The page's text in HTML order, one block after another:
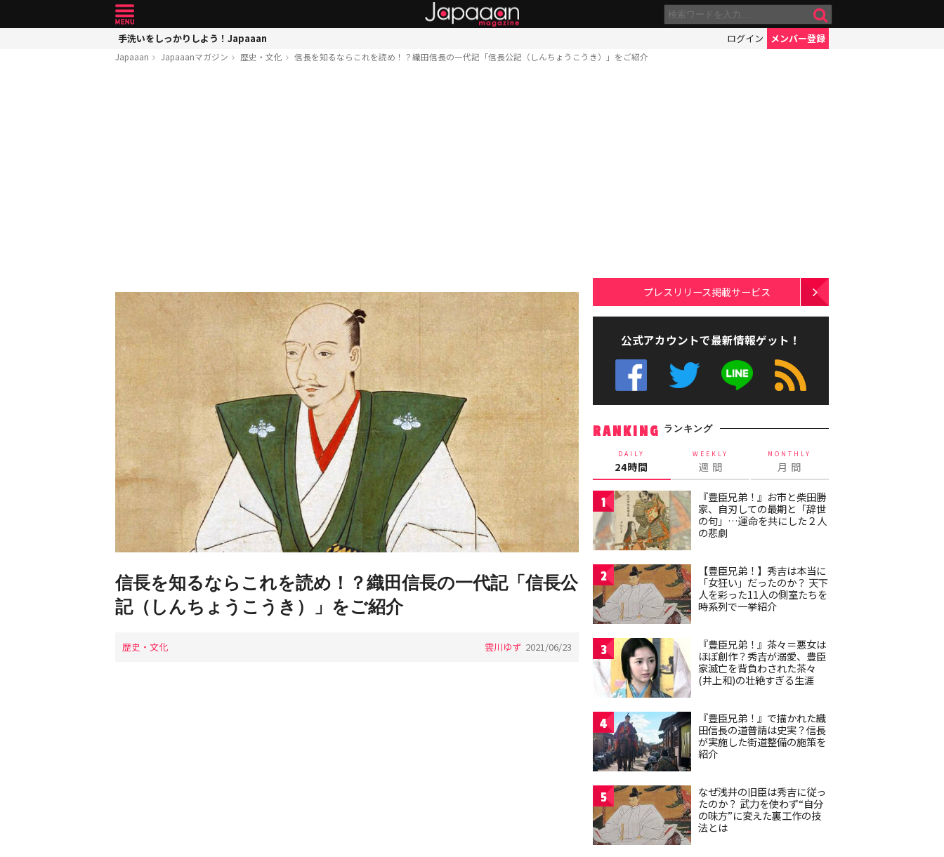
手洗いをしっかりしよう！Japaaan ログイン メンバー登録
Japaaan Japaaanマガジン 歴史・文化 信長を知るならこれを読め！？織田信長の一代記「信長公記（しんちょうこうき）」をご紹介
信長を知るならこれを読め！？織田信長の一代記「信長公
記（しんちょうこうき）」をご紹介
歴史・文化 雲川ゆず 2021/06/23
プレスリリース掲載サービス
公式アカウントで最新情報ゲット！
RANKING ランキング
DAILY
24時間
WEEKLY
週 間
MONTHLY
月 間
1
『豊臣兄弟！』お市と柴田勝
家、自刃しての最期と「辞世
の句」…運命を共にした２人
の悲劇
2
【豊臣兄弟！】秀吉は本当に
「女狂い」だったのか？ 天下
人を彩った11人の側室たちを
時系列で一挙紹介
3
『豊臣兄弟！』茶々＝悪女は
ほぼ創作？秀吉が溺愛、豊臣
家滅亡を背負わされた茶々
(井上和)の壮絶すぎる生涯
4
『豊臣兄弟！』で描かれた織
田信長の道普請は史実？信長
が実施した街道整備の施策を
紹介
5
なぜ浅井の旧臣は秀吉に従っ
たのか？ 武力を使わず“自分
の味方”に変えた裏工作の技
法とは